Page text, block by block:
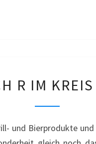
DURCH
KREIS
R IM
und Bierprodukte